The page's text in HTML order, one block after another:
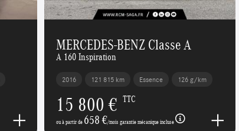
MERCEDES-BENZ Classe A
A 160 Inspiration
2016 121 815 km Essence 126 g/km
15 800 € TTC
ou à partir de 658 €/mois garantie mécanique incluse